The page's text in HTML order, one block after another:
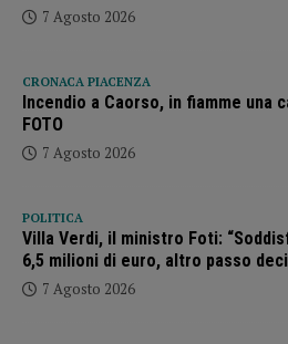
7 Agosto 2026
CRONACA PIACENZA
Incendio a Caorso, in fiamme una
FOTO
7 Agosto 2026
POLITICA
Villa Verdi, il ministro Foti:
6,5 milioni di euro, altro passo
7 Agosto 2026